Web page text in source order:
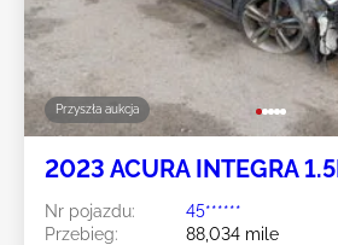
Przyszła aukcja
2023 ACURA INTEGRA
Nr pojazdu:
45******
Przebieg:
88,034 mile